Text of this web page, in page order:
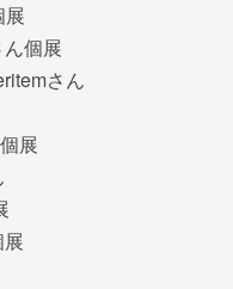
展
個展
さん
展